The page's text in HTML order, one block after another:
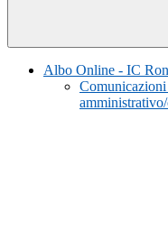
Albo Online - IC